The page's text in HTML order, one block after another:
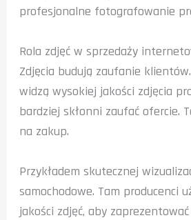
profesjonalne fotografowanie
Rola zdjęć w sprzedaży
Zdjęcia budują zaufanie
widzą wysokiej jakości zdjęcia
bardziej skłonni zaufać ofercie.
na zakup.
Przykładem skutecznej
samochodowe. Tam producenci
jakości zdjęć, aby